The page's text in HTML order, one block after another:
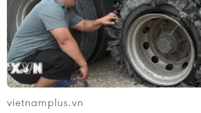
vietnamplus.vn